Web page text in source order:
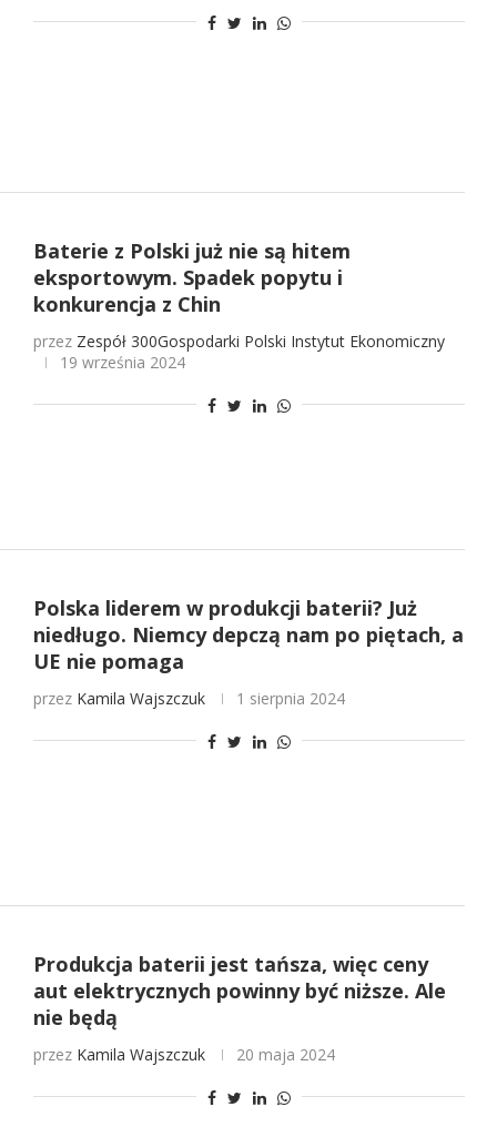
Baterie z Polski już nie są hitem
eksportowym. Spadek popytu i
konkurencja z Chin
przez Zespół 300Gospodarki Polski Instytut Ekonomiczny
19 września 2024
Polska liderem w produkcji baterii? Już
niedługo. Niemcy depczą nam po piętach, a
UE nie pomaga
przez Kamila Wajszczuk 1 sierpnia 2024
Produkcja baterii jest tańsza, więc ceny
aut elektrycznych powinny być niższe. Ale
nie będą
przez Kamila Wajszczuk 20 maja 2024